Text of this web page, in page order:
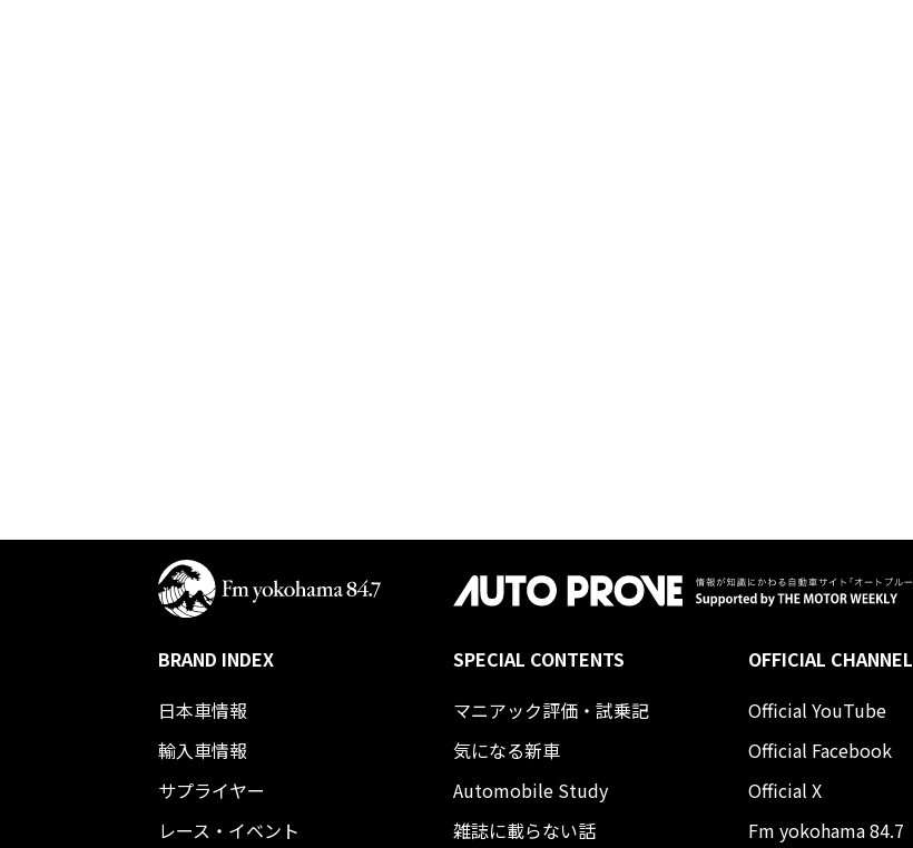
BRAND INDEX
日本車情報​
輸入車情報
サプライヤー
レース・イベント
SPECIAL CONTENTS
マニアック評価・試乗記
気になる新車
Automobile Study
雑誌に載らない話
OFFICIAL CHANNEL
Official YouTube
Official Facebook
Official X
Fm yokohama 84.7